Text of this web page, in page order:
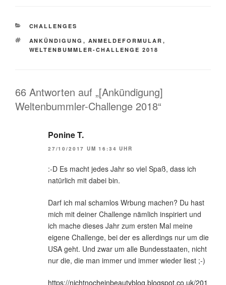
KATEGORIEN
CHALLENGES
SCHLAGWÖRTER
ANKÜNDIGUNG , ANMELDEFORMULAR ,
WELTENBUMMLER-CHALLENGE 2018
66 Antworten auf „[Ankündigung]
Weltenbummler-Challenge 2018“
Ponine T.
27/10/2017 UM 16:34 UHR
:-D Es macht jedes Jahr so viel Spaß, dass ich
natürlich mit dabei bin.
Darf ich mal schamlos Wrbung machen? Du hast
mich mit deiner Challenge nämlich inspiriert und
ich mache dieses Jahr zum ersten Mal meine
eigene Challenge, bei der es allerdings nur um die
USA geht. Und zwar um alle Bundesstaaten, nicht
nur die, die man immer und immer wieder liest ;-)
https://nichtnocheinbeautyblog.blogspot.co.uk/201